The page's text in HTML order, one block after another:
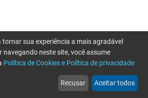
web
Notícias
more_horiz
Mais
sua experiência a mais agradável
navegando neste site, você assume
Política de Cookies e Política de privacidade
Recusar Aceitar todos
por favor tente novamente